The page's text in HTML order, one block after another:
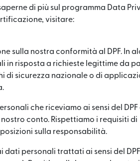
di più sul programma Data
visitare:
sulla nostra conformità al DPF. In
in risposta a richieste legittime da
di sicurezza nazionale o di
che riceviamo ai sensi del DPF
conto. Rispettiamo i requisiti di
sulla responsabilità.
personali trattati ai sensi del